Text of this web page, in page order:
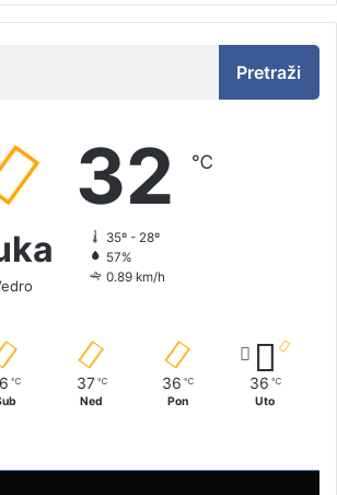
Pretraži
32 ℃
35º - 28º
57%
0.89 km/h
℃ 37 ℃
Ned
36 ℃
Pon
36 ℃
Uto